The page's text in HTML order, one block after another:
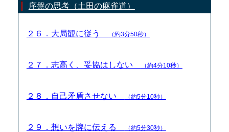
序盤の思考（土田の麻雀道）
２６．大局観に従う （約3分50秒）
２７．志高く、妥協はしない （約4分10秒）
２８．自己矛盾させない （約5分10秒）
２９．想いを牌に伝える （約5分30秒）